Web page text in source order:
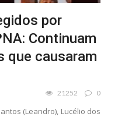
por
Continuam
que causaram
21252 0
(Leandro), Lucélio dos